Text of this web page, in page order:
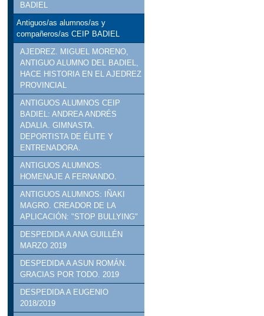
BADIEL
Antiguos/as alumnos/as y
compañeros/as CEIP BADIEL
AJEDREZ. MIGUEL MORENO,
ANTIGUO ALUMNO DEL BADIEL,
HACE HISTORIA EN EL AJEDREZ
PROVINCIAL
ANTIGUOS ALUMNOS CEIP
BADIEL: ANDREA ANDRÉS
ADALIA. GIMNASTA.
DEPORTISTA DE ÉLITE Y
ENTRENADORA.
ANTIGUOS ALUMNOS:
HOMENAJE A FERNANDO.
ANTIGUOS ALUMNOS: IÑAKI
MAGRO. CREADOR DE LA
APLICACIÓN: "STOP BULLYING"
DESPEDIDA A ANA GUILLÉN
MARZO 2019
DESPEDIDA A ASUN ROMÁN.
GRACIAS POR TODO. 2019
DESPEDIDA A EUGENIO
2018/2019